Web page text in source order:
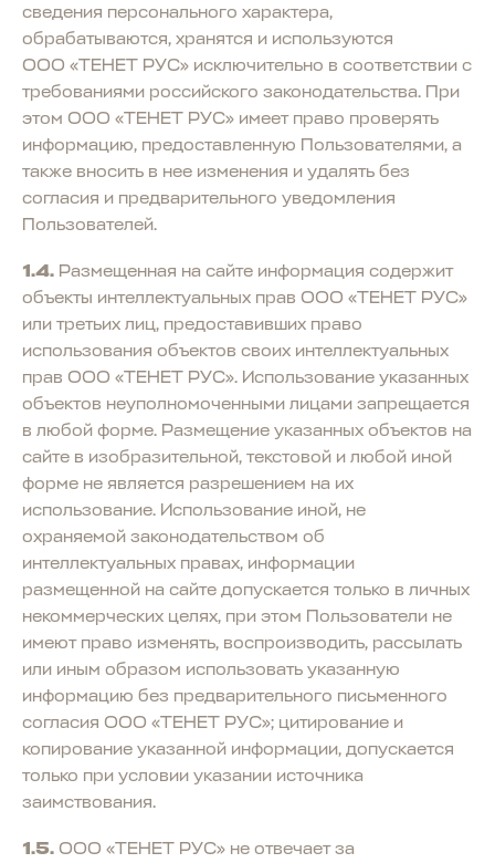
сведения персонального характера,
обрабатываются, хранятся и используются
ООО «ТЕНЕТ РУС» исключительно в соответствии с
требованиями российского законодательства. При
этом ООО «ТЕНЕТ РУС» имеет право проверять
информацию, предоставленную Пользователями, а
также вносить в нее изменения и удалять без
согласия и предварительного уведомления
Пользователей.
1.4. Размещенная на сайте информация содержит
объекты интеллектуальных прав ООО «ТЕНЕТ РУС»
или третьих лиц, предоставивших право
использования объектов своих интеллектуальных
прав ООО «ТЕНЕТ РУС». Использование указанных
объектов неуполномоченными лицами запрещается
в любой форме. Размещение указанных объектов на
сайте в изобразительной, текстовой и любой иной
форме не является разрешением на их
использование. Использование иной, не
охраняемой законодательством об
интеллектуальных правах, информации
размещенной на сайте допускается только в личных
некоммерческих целях, при этом Пользователи не
имеют право изменять, воспроизводить, рассылать
или иным образом использовать указанную
информацию без предварительного письменного
согласия ООО «ТЕНЕТ РУС»; цитирование и
копирование указанной информации, допускается
только при условии указании источника
заимствования.
1.5. ООО «ТЕНЕТ РУС» не отвечает за